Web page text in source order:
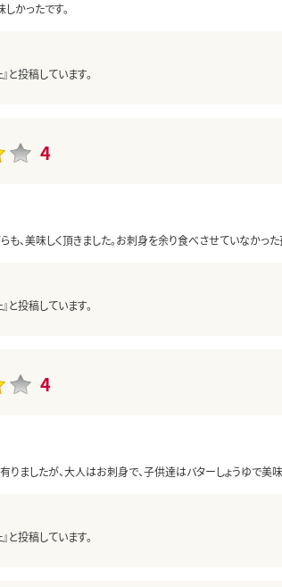
しかったです。
と投稿しています。
4
も、美味しく頂きました。お刺身を余り食べさせていなかっ
と投稿しています。
4
りましたが、大人はお刺身で、子供達はバターしょうゆで美
と投稿しています。